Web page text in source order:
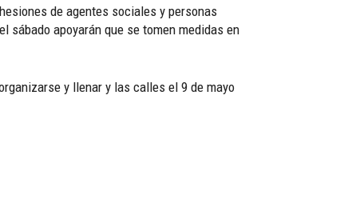
de agentes sociales y personas
sábado apoyarán que se tomen medidas en
y llenar y las calles el 9 de mayo